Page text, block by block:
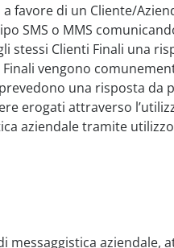
favore di un Cliente/
SMS o MMS
stessi Clienti Finali una
vengono
una risposta da
erogati attraverso
aziendale tramite
messaggistica aziendale,